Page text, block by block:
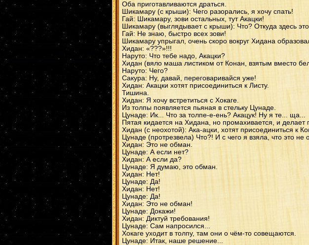
Оба приготавливаются драться.
Шикамару (с крыши): Чего разорались, я хочу спать!
Гай: Шикамару, зови остальных, тут Акацки!
Шикамару (выглядывает с крыши): Что? Откуда здесь
Гай: Не знаю, быстро всех зови!
Шикамару упрыгал, очень скоро вокруг Хидана
Хидан: «???»!!!
Наруто: Что тебе надо, Акацки?
Хидан (вяло маша листиком от Конан, взятым вместо
Наруто: Чего?
Сакура: Ну, давай, переговаривайся уже!
Хидан: Акацки хотят присоединиться к Листу.
Тишина.
Хидан: Я хочу встретиться с Хокаге.
Из толпы появляется пьяная в стельку Цунаде.
Цунаде: Ик... Что за толпе-е-ень? Акацук! Ну я те... ща...
Пятая кидается на Хидана, но промахивается, и делает
Хидан (с неохотой): Ака-ацки, хотят присоединиться к
Цунаде (протрезвела) Что?! И с чего я взяла, что это не
Хидан: Это не обман.
Цунаде: А если нет?
Хидан: А если да?
Цунаде: Я думаю, это обман.
Хидан: Нет!
Цунаде: Да!
Хидан: Нет!
Цунаде: Да!
Хидан: Это не обман!
Цунаде: Докажи!
Хидан: Диктуй требования!
Цунаде: Сам напросился...
Хокаге уходит в толпу, там они о чём-то совещаются.
Цунаде: Итак, наше решение...